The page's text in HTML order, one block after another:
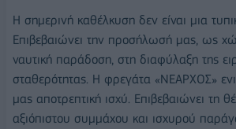
Η σημερινή καθέλκυση δεν είναι μια
Επιβεβαιώνει την προσήλωσή μας, ως
ναυτική παράδοση, στη διαφύλαξη της
σταθερότητας. Η φρεγάτα «ΝΕΑΡΧΟΣ»
μας αποτρεπτική ισχύ. Επιβεβαιώνει τη
αξιόπιστου συμμάχου και ισχυρού